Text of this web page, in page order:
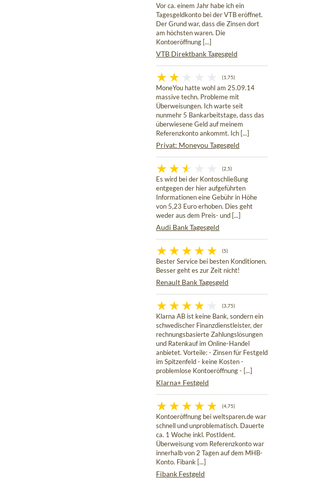
Vor ca. einem Jahr habe ich ein
Tagesgeldkonto bei der VTB eröffnet.
Der Grund war, dass die Zinsen dort
am höchsten waren. Die
Kontoeröffnung [...]
VTB Direktbank Tagesgeld
(1,75)
MoneYou hatte wohl am 25.09.14
massive techn. Probleme mit
Überweisungen. Ich warte seit
nunmehr 5 Bankarbeitstage, dass das
überwiesene Geld auf meinem
Referenzkonto ankommt. Ich [...]
Privat: Moneyou Tagesgeld
(2,5)
Es wird bei der Kontoschließung
entgegen der hier aufgeführten
Informationen eine Gebühr in Höhe
von 5,23 Euro erhoben. Dies geht
weder aus dem Preis- und [...]
Audi Bank Tagesgeld
(5)
Bester Service bei besten Konditionen.
Besser geht es zur Zeit nicht!
Renault Bank Tagesgeld
(3,75)
Klarna AB ist keine Bank, sondern ein
schwedischer Finanzdienstleister, der
rechnungsbasierte Zahlungslösungen
und Ratenkauf im Online-Handel
anbietet. Vorteile: - Zinsen für Festgeld
im Spitzenfeld - keine Kosten -
problemlose Kontoeröffnung - [...]
Klarna+ Festgeld
(4,75)
Kontoeröffnung bei weltsparen.de war
schnell und unproblematisch. Dauerte
ca. 1 Woche inkl. PostIdent.
Überweisung vom Referenzkonto war
innerhalb von 2 Tagen auf dem MHB-
Konto. Fibank [...]
Fibank Festgeld